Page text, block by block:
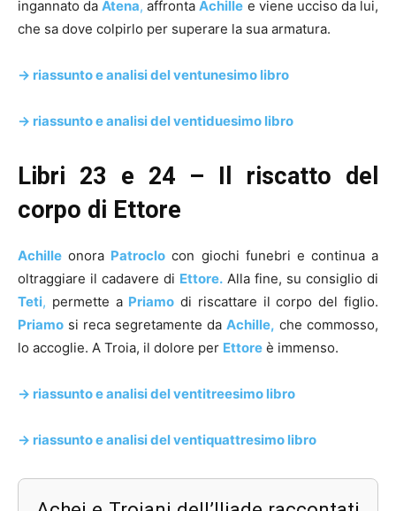
ingannato daAtena, affrontaAchille e viene ucciso da lui,
che sa dove colpirlo per superare la sua armatura.
-> riassunto e analisi del ventunesimo libro
-> riassunto e analisi del ventiduesimo libro
Libri 23 e 24 – Il riscatto del
corpo di Ettore
Achille onora Patroclo con giochi funebri e continua a
oltraggiare il cadavere di Ettore. Alla fine, su consiglio di
Teti, permette a Priamo di riscattare il corpo del figlio.
Priamo si reca segretamente da Achille, che commosso,
lo accoglie. A Troia, il dolore per Ettore è immenso.
-> riassunto e analisi del ventitreesimo libro
-> riassunto e analisi del ventiquattresimo libro